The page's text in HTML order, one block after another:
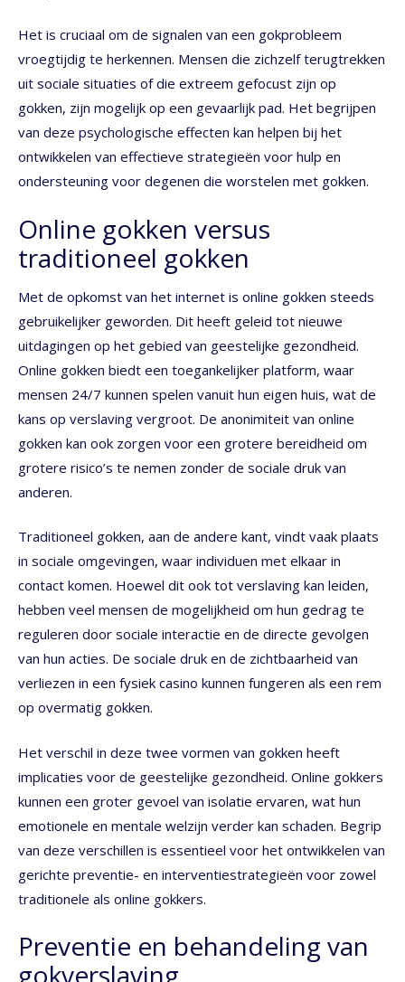
Het is cruciaal om de signalen van een gokprobleem
vroegtijdig te herkennen. Mensen die zichzelf terugtrekken
uit sociale situaties of die extreem gefocust zijn op
gokken, zijn mogelijk op een gevaarlijk pad. Het begrijpen
van deze psychologische effecten kan helpen bij het
ontwikkelen van effectieve strategieën voor hulp en
ondersteuning voor degenen die worstelen met gokken.
Online gokken versus
traditioneel gokken
Met de opkomst van het internet is online gokken steeds
gebruikelijker geworden. Dit heeft geleid tot nieuwe
uitdagingen op het gebied van geestelijke gezondheid.
Online gokken biedt een toegankelijker platform, waar
mensen 24/7 kunnen spelen vanuit hun eigen huis, wat de
kans op verslaving vergroot. De anonimiteit van online
gokken kan ook zorgen voor een grotere bereidheid om
grotere risico’s te nemen zonder de sociale druk van
anderen.
Traditioneel gokken, aan de andere kant, vindt vaak plaats
in sociale omgevingen, waar individuen met elkaar in
contact komen. Hoewel dit ook tot verslaving kan leiden,
hebben veel mensen de mogelijkheid om hun gedrag te
reguleren door sociale interactie en de directe gevolgen
van hun acties. De sociale druk en de zichtbaarheid van
verliezen in een fysiek casino kunnen fungeren als een rem
op overmatig gokken.
Het verschil in deze twee vormen van gokken heeft
implicaties voor de geestelijke gezondheid. Online gokkers
kunnen een groter gevoel van isolatie ervaren, wat hun
emotionele en mentale welzijn verder kan schaden. Begrip
van deze verschillen is essentieel voor het ontwikkelen van
gerichte preventie- en interventiestrategieën voor zowel
traditionele als online gokkers.
Preventie en behandeling van
gokverslaving